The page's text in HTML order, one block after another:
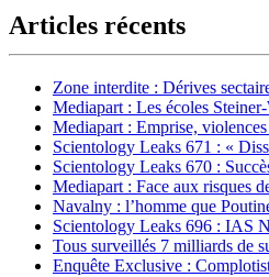
Articles récents
Zone interdite : Dérives
Mediapart : Les écoles
Mediapart : Emprise,
Scientology Leaks 671 : «
Scientology Leaks 670 :
Mediapart : Face aux risques
Navalny : l’homme que
Scientology Leaks 696 : IAS
Tous surveillés 7 milliards de
Enquête Exclusive :